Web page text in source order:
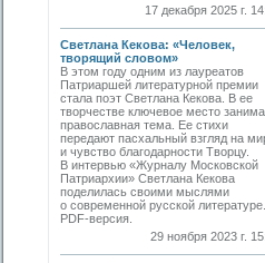
17 декабря 2025 г.
Светлана Кекова: «Человек,
творящий словом»
В этом году одним из лауреатов
Патриаршей литературной премии
стала поэт Светлана Кекова. В ее
творчестве ключевое место
православная тема. Ее стихи
передают пасхальный взгляд на
и чувство благодарности Творцу.
В интервью «Журналу Московской
Патриархии» Светлана Кекова
поделилась своими мыслями
о современной русской литературе.
PDF-версия.
29 ноября 2023 г.